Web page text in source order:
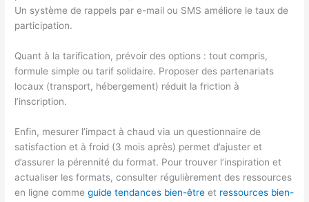
Un système de rappels par e-mail ou SMS améliore le taux de
participation.
Quant à la tarification, prévoir des options : tout compris,
formule simple ou tarif solidaire. Proposer des partenariats
locaux (transport, hébergement) réduit la friction à
l’inscription.
Enfin, mesurer l’impact à chaud via un questionnaire de
satisfaction et à froid (3 mois après) permet d’ajuster et
d’assurer la pérennité du format. Pour trouver l’inspiration et
actualiser les formats, consulter régulièrement des ressources
en ligne commeguide tendances bien-être et ressources bien-